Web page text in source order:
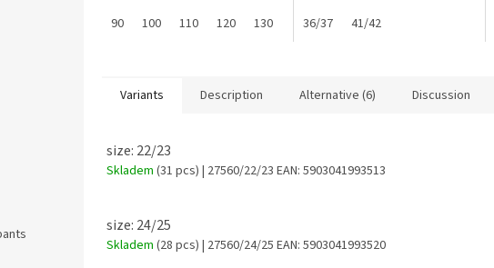
90
100 110 120 130
prát při teplotách do 40°C-...
36/37 41/42
Variants Description Alternative (6) Discussion
size: 22/23
Skladem (31 pcs) | 27560/22/23 EAN: 5903041993513
size: 24/25
Skladem (28 pcs) | 27560/24/25 EAN: 5903041993520